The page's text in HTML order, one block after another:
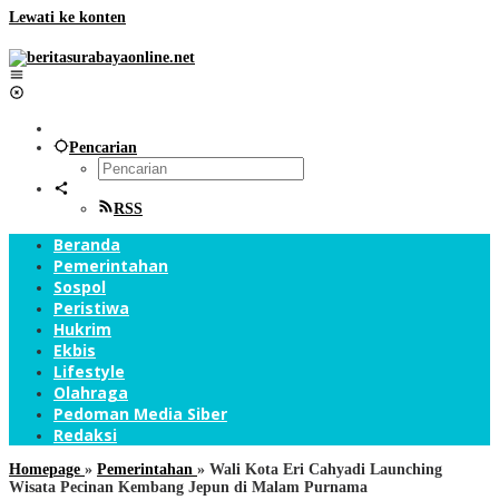
Lewati ke konten
Pencarian
RSS
Beranda
Pemerintahan
Sospol
Peristiwa
Hukrim
Ekbis
Lifestyle
Olahraga
Pedoman Media Siber
Redaksi
Homepage » Pemerintahan » Wali Kota Eri Cahyadi Launching
Wisata Pecinan Kembang Jepun di Malam Purnama